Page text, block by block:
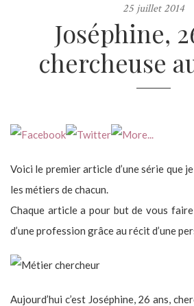
25 juillet 2014
Joséphine,
chercheuse
Voici le premier article d’une série que
les métiers de chacun.
Chaque article a pour but de vous
d’une profession grâce au récit d’une
Aujourd’hui c’est Joséphine, 26 ans,